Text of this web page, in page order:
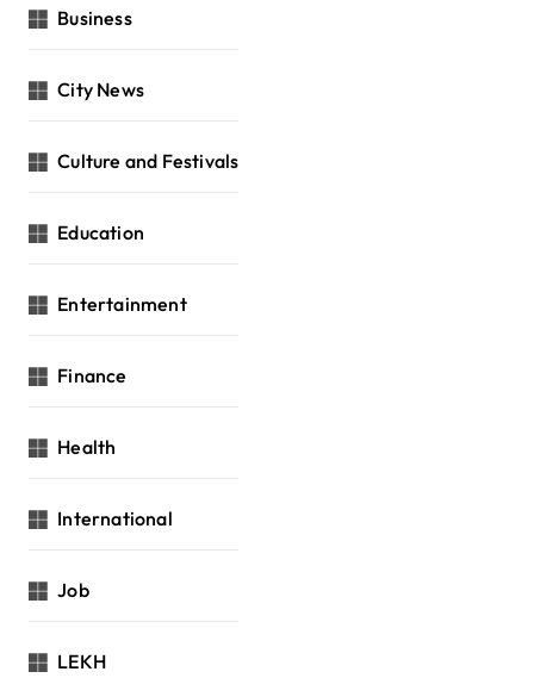
Business
City News
Culture and Festivals
Education
Entertainment
Finance
Health
International
Job
LEKH